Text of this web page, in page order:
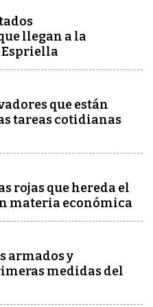
llegan a la
Espriella
que están
tareas cotidianas
rojas que hereda el
materia económica
armados y
medidas del